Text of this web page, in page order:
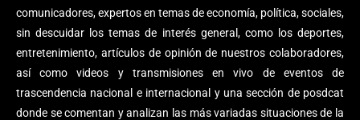
comunicadores, expertos en temas de economía, política, sociales,
sin descuidar los temas de interés general, como los deportes,
entretenimiento, artículos de opinión de nuestros colaboradores,
así como videos y transmisiones en vivo de eventos de
trascendencia nacional e internacional y una sección de posdcat
donde se comentan y analizan las más variadas situaciones de la